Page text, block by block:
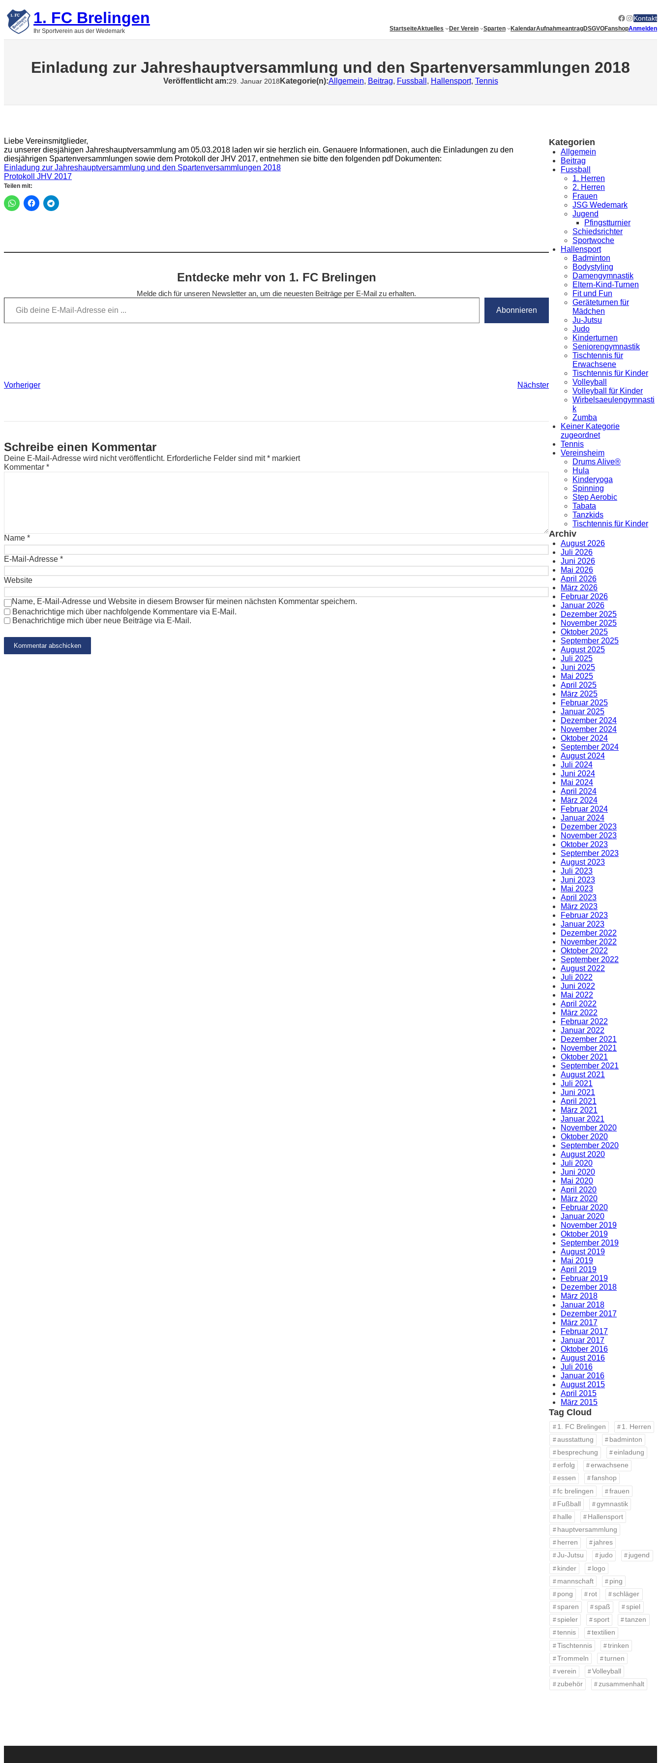
Zum
Inhalt
springen1. FC Brelingen
Ihr Sportverein aus der Wedemark
Facebook
Instagram
Kontakt
StartseiteAktuelles Der Verein Sparten KalendarAufnahmeantragDSGVOFanshopAnmelden
Einladung zur Jahreshauptversammlung und den Spartenversammlungen 2018
Veröffentlicht am:29. Januar 2018 Kategorie(n):Allgemein, Beitrag, Fussball , Hallensport, Tennis
Liebe Vereinsmitglieder,
zu unserer diesjähigen Jahreshauptversammlung am 05.03.2018 laden wir sie herzlich ein. Genauere Informationen, auch die Einladungen zu den
diesjährigen Spartenversammlungen sowie dem Protokoll der JHV 2017, entnehmen sie bitte den folgenden pdf Dokumenten:
Einladung zur Jahreshauptversammlung und den Spartenversammlungen 2018
Protokoll JHV 2017
Teilen mit:
Entdecke mehr von 1. FC Brelingen
Melde dich für unseren Newsletter an, um die neuesten Beiträge per E-Mail zu erhalten.
Gib deine E-Mail-Adresse ein …
Abonnieren
Vorheriger Nächster
Schreibe einen Kommentar
Deine E-Mail-Adresse wird nicht veröffentlicht. Erforderliche Felder sind mit* markiert
Kommentar *
Name *
E-Mail-Adresse *
Website
Name, E-Mail-Adresse und Website in diesem Browser für meinen nächsten Kommentar speichern.
Benachrichtige mich über nachfolgende Kommentare via E-Mail.
Benachrichtige mich über neue Beiträge via E-Mail.
Kategorien
Allgemein
Beitrag
Fussball
1. Herren
2. Herren
Frauen
JSG Wedemark
Jugend
Pfingstturnier
Schiedsrichter
Sportwoche
Hallensport
Badminton
Bodystyling
Damengymnastik
Eltern-Kind-Turnen
Fit und Fun
Geräteturnen für
Mädchen
Ju-Jutsu
Judo
Kinderturnen
Seniorengymnastik
Tischtennis für
Erwachsene
Tischtennis für Kinder
Volleyball
Volleyball für Kinder
Wirbelsaeulengymnasti
k
Zumba
Keiner Kategorie
zugeordnet
Tennis
Vereinsheim
Drums Alive®
Hula
Kinderyoga
Spinning
Step Aerobic
Tabata
Tanzkids
Tischtennis für Kinder
Archiv
August 2026
Juli 2026
Juni 2026
Mai 2026
April 2026
März 2026
Februar 2026
Januar 2026
Dezember 2025
November 2025
Oktober 2025
September 2025
August 2025
Juli 2025
Juni 2025
Mai 2025
April 2025
März 2025
Februar 2025
Januar 2025
Dezember 2024
November 2024
Oktober 2024
September 2024
August 2024
Juli 2024
Juni 2024
Mai 2024
April 2024
März 2024
Februar 2024
Januar 2024
Dezember 2023
November 2023
Oktober 2023
September 2023
August 2023
Juli 2023
Juni 2023
Mai 2023
April 2023
März 2023
Februar 2023
Januar 2023
Dezember 2022
November 2022
Oktober 2022
September 2022
August 2022
Juli 2022
Juni 2022
Mai 2022
April 2022
März 2022
Februar 2022
Januar 2022
Dezember 2021
November 2021
Oktober 2021
September 2021
August 2021
Juli 2021
Juni 2021
April 2021
März 2021
Januar 2021
November 2020
Oktober 2020
September 2020
August 2020
Juli 2020
Juni 2020
Mai 2020
April 2020
März 2020
Februar 2020
Januar 2020
November 2019
Oktober 2019
September 2019
August 2019
Mai 2019
April 2019
Februar 2019
Dezember 2018
März 2018
Januar 2018
Dezember 2017
März 2017
Februar 2017
Januar 2017
Oktober 2016
August 2016
Juli 2016
Januar 2016
August 2015
April 2015
März 2015
Tag Cloud
1. FC Brelingen
1. Herren
ausstattung
badminton
besprechung
einladung
erfolg
erwachsene
essen
fanshop
fc brelingen
frauen
Fußball
gymnastik
halle
Hallensport
hauptversammlung
herren
jahres
Ju-Jutsu
judo
jugend
kinder
logo
mannschaft
ping
pong
rot
schläger
sparen
spaß
spiel
spieler
sport
tanzen
tennis
textilien
Tischtennis
trinken
Trommeln
turnen
verein
Volleyball
zubehör
zusammenhalt